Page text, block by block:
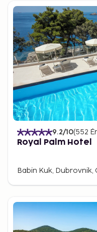
9.2/10(552
Royal Palm Hotel
Babin Kuk, Dubrovnik,